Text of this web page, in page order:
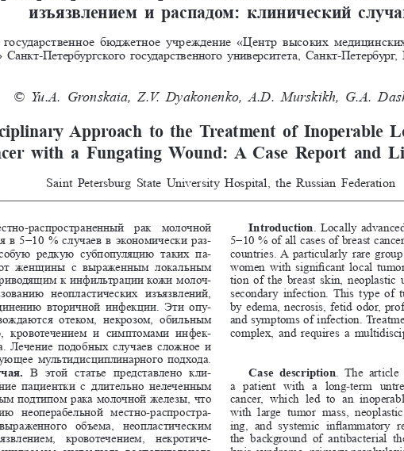
изъязвлением  и  распадом:  клинический
государственное бюджетное учреждение «Центр высоких
Петербургского государственного университета, Санкт-
© Yu.A.    Gronskaia, Z.V. Dyakonenko, A.D. Murskikh, G.A.
Approach  to  the  Treatment  of  Inoperable
with  a  Fungating  Wound:  A  Case  Report  and
Saint Petersburg State University Hospital, the Russian Federation
распространенный  рак  молочной
в 5−10   % случаев в экономически раз
-
редкую  субпопуляцию  таких  па-
женщины  с  выраженным  локальным
к инфильтрации кожи молоч-
неопластических  изъязвлений,
вторичной инфекции. Эти опу-
отеком,  некрозом,  обильным
кровотечением  и  симптомами  инфек-
Лечение подобных случаев сложное и
мультидисциплинарного подхода.
В  этой  статье  представлено  кли-
пациентки с длительно нелеченным
подтипом рака молочной железы, что
неоперабельной  местно-распростра-
объема,  неопластическим
кровотечением,  некротиче-
Introduction . Locally
5−10 % of all cases of breast
countries. A particularly rare
women with significant local
tion of the breast skin, neoplastic
secondary infection. This type of
by edema, necrosis, fetid odor,
and symptoms of infection.
complex, and requires a
Case  description .  The
a  patient  with  a  long-term
cancer,  which  led  to  an
with  large  tumor  mass,
ing,  and  systemic  inflammatory
the  background  of  antibacterial